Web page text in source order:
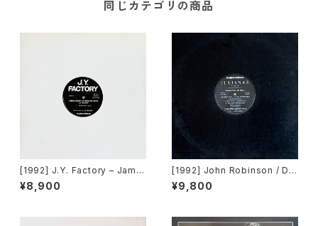
同じカテゴリの商品
[1992] J.Y. Factory – Jame
s Brown Is Dead Or Alive
[Avex Trax]
¥8,900
[1992] John Robinson / Dig
ital Volcano – Damnation /
Explosion [Avex Trax]
¥9,800